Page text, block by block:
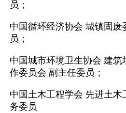
员；
中国循环经济协会 城镇固废
员；
中国城市环境卫生协会 建筑
作委员会 副主任委员；
中国土木工程学会 先进土木
务委员